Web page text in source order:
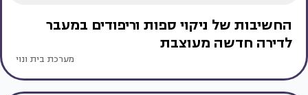
החשיבות של ניקוי ספות וריפודים במעבר
לדירה חדשה מעוצבת
מערכת בית ונוי